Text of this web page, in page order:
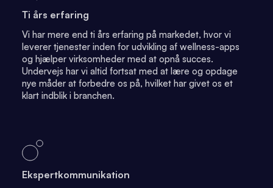
Ti års erfaring
Vi har mere end ti års erfaring på markedet, hvor vi
leverer tjenester inden for udvikling af wellness-apps
og hjælper virksomheder med at opnå succes.
Undervejs har vi altid fortsat med at lære og opdage
nye måder at forbedre os på, hvilket har givet os et
klart indblik i branchen.
Ekspertkommunikation